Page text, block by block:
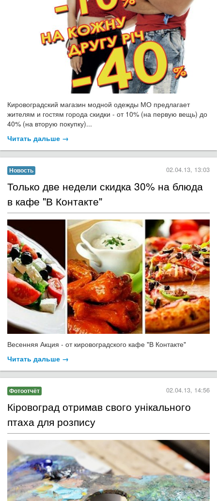
Кировоградский магазин модной одежды МО предлагает
жителям и гостям города скидки - от 10% (на первую вещь) до
40% (на вторую покупку)...
Читать дальше →
Новость 02.04.13, 13:03
Только две недели скидка 30% на блюда
в кафе "В Контакте"
Весенняя Акция - от кировоградского кафе "В Контакте"
Читать дальше →
Фотоотчёт 02.04.13, 14:56
Кіровоград отримав свого унікального
птаха для розпису